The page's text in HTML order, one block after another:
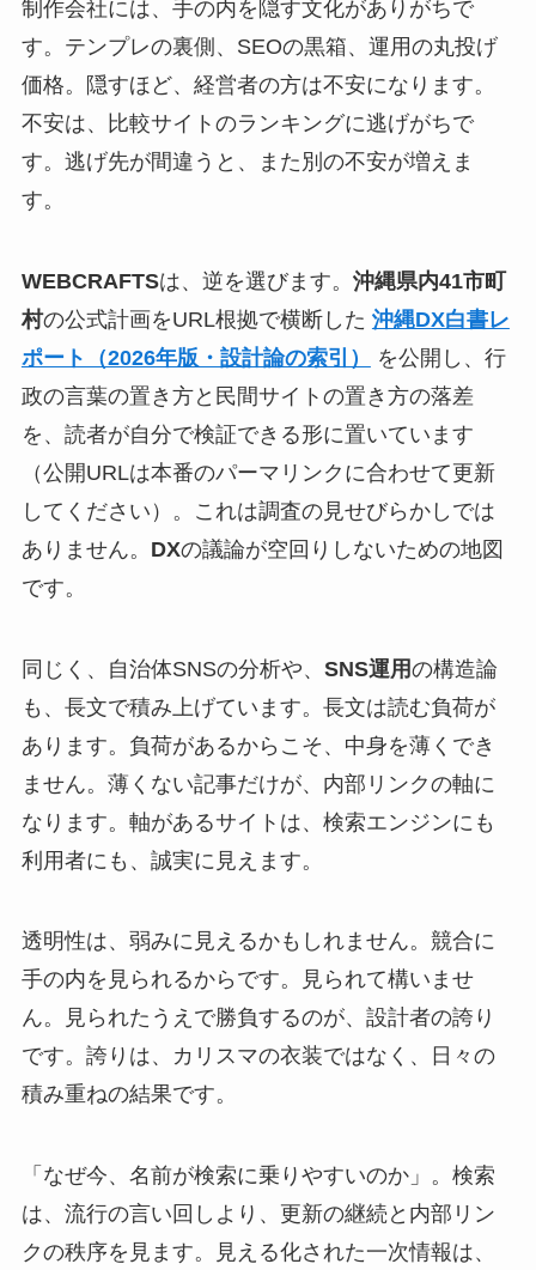
制作会社には、手の内を隠す文化がありがちで
す。テンプレの裏側、SEOの黒箱、運用の丸投げ
価格。隠すほど、経営者の方は不安になります。
不安は、比較サイトのランキングに逃げがちで
す。逃げ先が間違うと、また別の不安が増えま
す。
WEBCRAFTSは、逆を選びます。 沖縄県内41市町
村の公式計画をURL根拠で横断した 沖縄DX白書レ
ポート（2026年版・設計論の索引）
を公開し、行
政の言葉の置き方と民間サイトの置き方の落差
を、読者が自分で検証できる形に置いています
（公開URLは本番のパーマリンクに合わせて更新
してください）。これは調査の見せびらかしでは
ありません。 DXの議論が空回りしないための地図
です。
同じく、自治体SNSの分析や、 SNS運用の構造論
も、長文で積み上げています。長文は読む負荷が
あります。負荷があるからこそ、中身を薄くでき
ません。薄くない記事だけが、内部リンクの軸に
なります。軸があるサイトは、検索エンジンにも
利用者にも、誠実に見えます。
透明性は、弱みに見えるかもしれません。競合に
手の内を見られるからです。見られて構いませ
ん。見られたうえで勝負するのが、設計者の誇り
です。誇りは、カリスマの衣装ではなく、日々の
積み重ねの結果です。
「なぜ今、名前が検索に乗りやすいのか」。検索
は、流行の言い回しより、更新の継続と内部リン
クの秩序を見ます。見える化された一次情報は、